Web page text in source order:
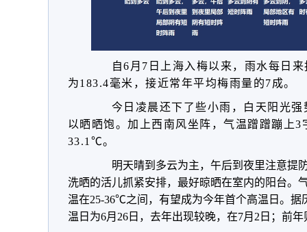
自6月7日上海入梅以来，雨水每日
为183.4毫米，接近常年平均梅雨量的7成。
今日凌晨还下了些小雨，白天阳光
以晒晒饱。加上西南风坐阵，气温蹭蹭蹦上
33.1℃。
明天晴到多云为主，午后到夜里注意提
洗晒的活儿抓紧安排，最好晾晒在室内的阳台。
温在25-36℃之间，有望成为今年首个高温日。据
温日为6月26日，去年出现较晚，在7月2日；前